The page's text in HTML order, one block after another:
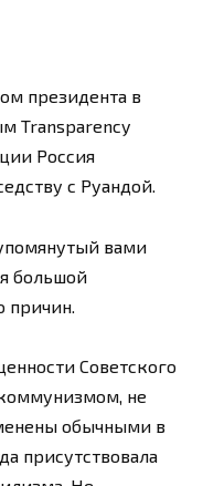
президента в
Transparency
Россия
с Руандой.
вами
большой
причин.
Советского
не
обычными в
присутствовала